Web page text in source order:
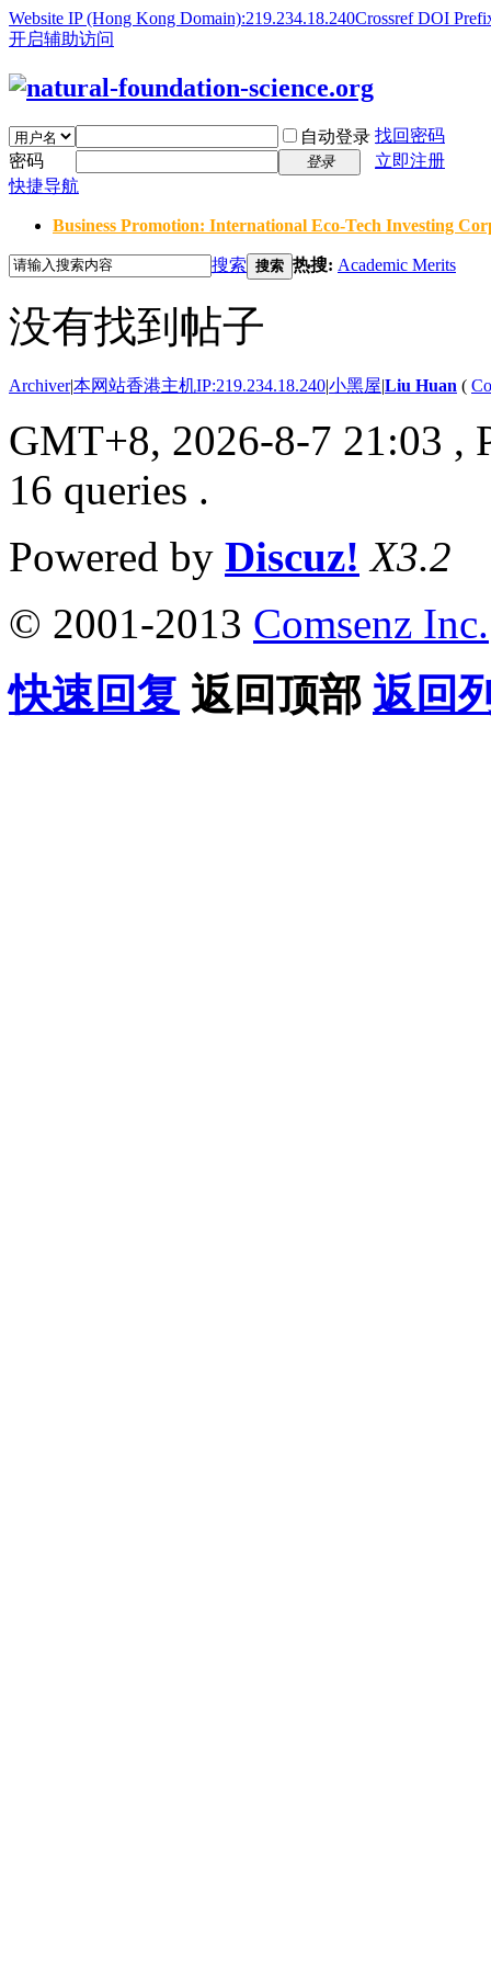
Website IP (Hong Kong Domain):219.234.18.240Crossref DOI
开启辅助访问
自动登录 找回密码
密码
登录
立即注册
快捷导航
Business Promotion: International Eco-Tech Investing
搜索 搜索 热搜: Academic Merits
没有找到帖子
Archiver|本网站香港主机IP:219.234.18.240|小黑屋|Liu Huan (
GMT+8, 2026-8-7 21:03 ,
16 queries .
Powered by Discuz! X3.2
© 2001-2013 Comsenz Inc.
快速回复 返回顶部 返回